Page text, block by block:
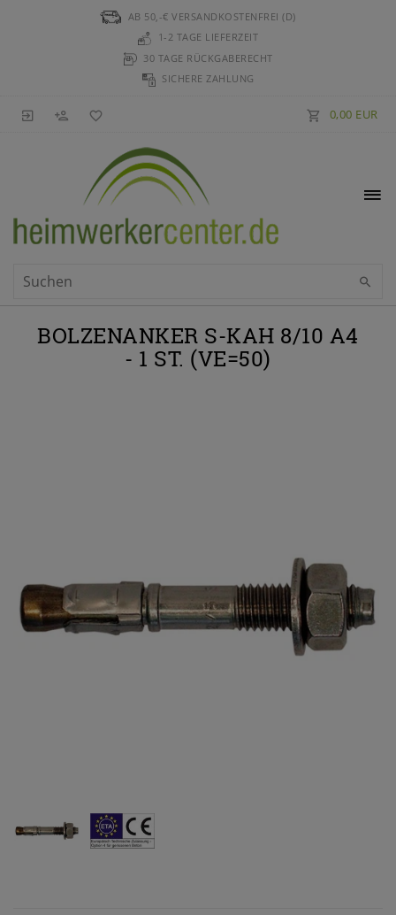
AB 50,-€ VERSANDKOSTENFREI (D)
1-2 TAGE LIEFERZEIT
30 TAGE RÜCKGABERECHT
SICHERE ZAHLUNG
0,00 EUR
BOLZENANKER S-KAH 8/10 A4
- 1 ST. (VE=50)